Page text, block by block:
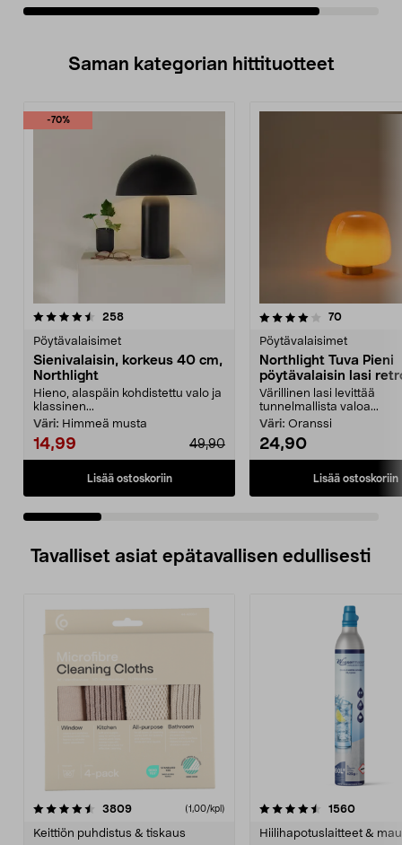
Saman kategorian hittituotteet
-70%
258arvostelut
Pöytävalaisimet
Sienivalaisin, korkeus 40 cm,
Northlight
Hieno, alaspäin kohdistettu valo ja
klassinen...
Väri: Himmeä musta
14,99 49,90
Lisää ostoskoriin
4.0 viidestä
70arvostelut
Pöytävalaisimet
Northlight Tuva Pieni
pöytävalaisin lasi
oranssi 21 cm
Värillinen lasi levittää
tunnelmallista valoa...
Väri: Oranssi
24,90
Lisää ostoskoriin
5.0 viidestä
Tavalliset asiat epätavallisen edullisesti
3809arvostelut (1,00/kpl)
Keittiön puhdistus & tiskaus
4.5viidestä
1560
Hiilihapotuslaitteet &
4.5viidestä